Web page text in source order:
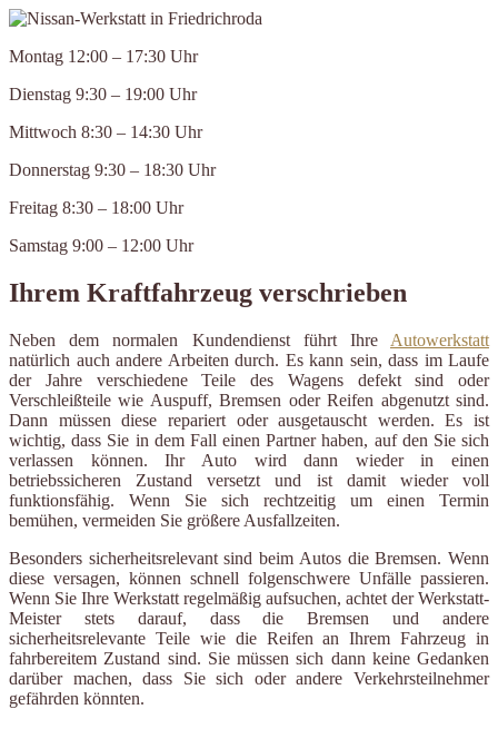
Montag 12:00 – 17:30 Uhr
Dienstag 9:30 – 19:00 Uhr
Mittwoch 8:30 – 14:30 Uhr
Donnerstag 9:30 – 18:30 Uhr
Freitag 8:30 – 18:00 Uhr
Samstag 9:00 – 12:00 Uhr
Ihrem Kraftfahrzeug verschrieben
Neben dem normalen Kundendienst führt Ihre Autowerkstatt
natürlich auch andere Arbeiten durch. Es kann sein, dass im Laufe
der Jahre verschiedene Teile des Wagens defekt sind oder
Verschleißteile wie Auspuff, Bremsen oder Reifen abgenutzt sind.
Dann müssen diese repariert oder ausgetauscht werden. Es ist
wichtig, dass Sie in dem Fall einen Partner haben, auf den Sie sich
verlassen können. Ihr Auto wird dann wieder in einen
betriebssicheren Zustand versetzt und ist damit wieder voll
funktionsfähig. Wenn Sie sich rechtzeitig um einen Termin
bemühen, vermeiden Sie größere Ausfallzeiten.
Besonders sicherheitsrelevant sind beim Autos die Bremsen. Wenn
diese versagen, können schnell folgenschwere Unfälle passieren.
Wenn Sie Ihre Werkstatt regelmäßig aufsuchen, achtet der Werkstatt-
Meister stets darauf, dass die Bremsen und andere
sicherheitsrelevante Teile wie die Reifen an Ihrem Fahrzeug in
fahrbereitem Zustand sind. Sie müssen sich dann keine Gedanken
darüber machen, dass Sie sich oder andere Verkehrsteilnehmer
gefährden könnten.